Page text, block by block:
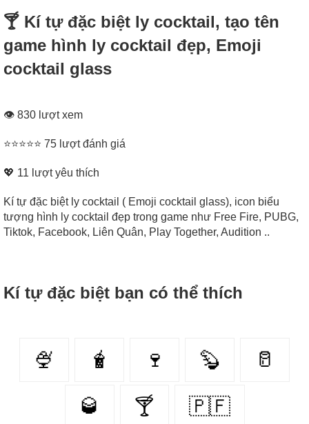
🍸 Kí tự đặc biệt ly cocktail, tạo tên
game hình ly cocktail đẹp, Emoji
cocktail glass
👁 830 lượt xem
⭐⭐⭐⭐⭐ 75 lượt đánh giá
💖 11 lượt yêu thích
Kí tự đặc biệt ly cocktail ( Emoji cocktail glass), icon biểu
tượng hình ly cocktail đẹp trong game như Free Fire, PUBG,
Tiktok, Facebook, Liên Quân, Play Together, Audition ..
Kí tự đặc biệt bạn có thể thích
🍨 🧋 🍷 🦫 🥛
🥃 🍸 🇵🇫